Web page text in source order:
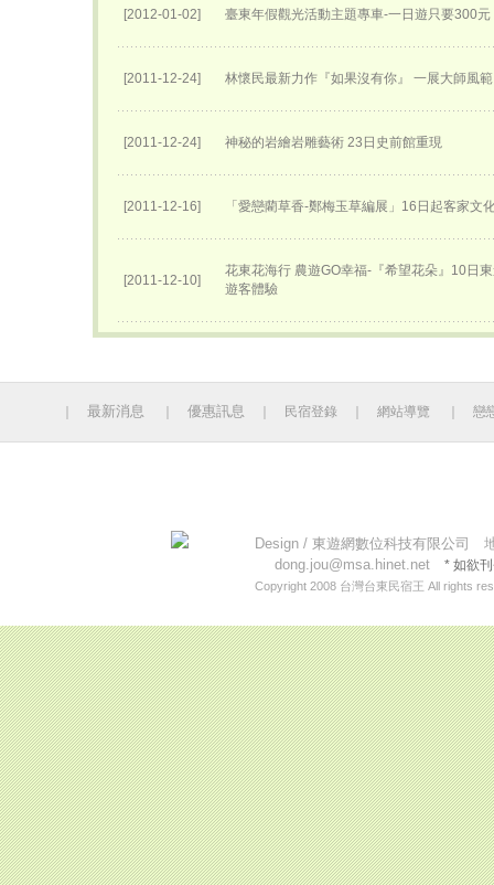
[2012-01-02] 臺東年假觀光活動主題專車-一日遊只要300元
[2011-12-24] 林懷民最新力作『如果沒有你』 一展大師風
[2011-12-24] 神秘的岩繪岩雕藝術 23日史前館重現
[2011-12-16] 「愛戀藺草香-鄭梅玉草編展」16日起客家文
[2011-12-10]
花東花海行 農遊GO幸福-『希望花朵』10日
遊客體驗
最新消息 優惠訊息 民宿登錄 網站導覽 戀
Design / 東遊網數位科技有限公司
dong.jou@msa.hinet.net
* 如欲
Copyright 2008 台灣台東民宿王 All rights